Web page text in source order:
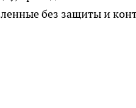
без защиты и